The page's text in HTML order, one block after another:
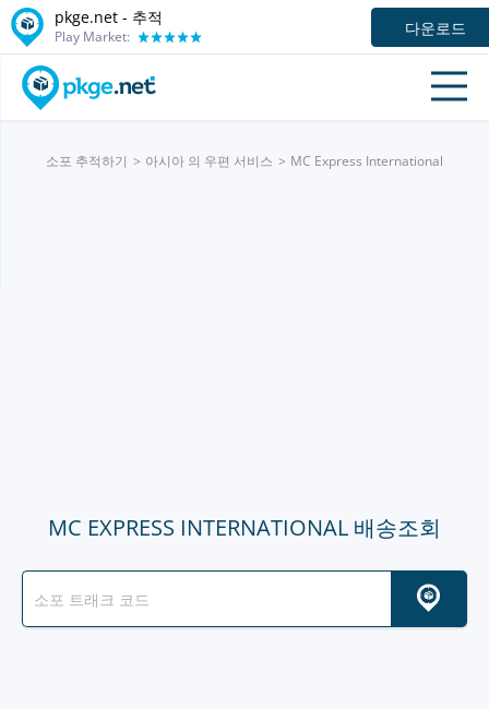
pkge.net - 추적
Play Market: 다운로드
소포 추적하기 아시아 의 우편 서비스 MC Express International
MC EXPRESS INTERNATIONAL 배송조회